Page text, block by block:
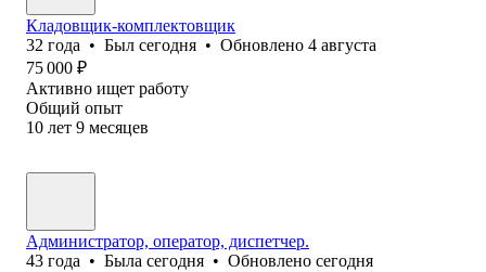
Кладовщик-комплектовщик
32 года • Был сегодня • Обновлено 4 августа
75 000 ₽
Активно ищет работу
Общий опыт
10 лет 9 месяцев
Администратор, оператор, диспетчер.
43 года • Была сегодня • Обновлено сегодня